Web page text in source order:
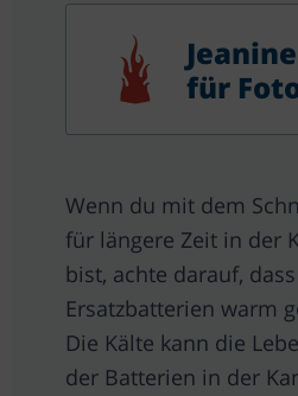
für
Wenn du mit dem
für längere Zeit in der
bist, achte darauf,
Ersatzbatterien warm
Die Kälte kann die
der Batterien in der